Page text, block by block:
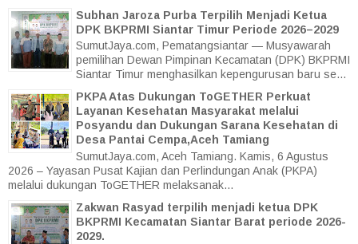
Subhan Jaroza Purba Terpilih Menjadi Ketua
DPK BKPRMI Siantar Timur Periode 2026–2029
SumutJaya.com, Pematangsiantar — Musyawarah
pemilihan Dewan Pimpinan Kecamatan (DPK) BKPRMI
Siantar Timur menghasilkan kepengurusan baru se...
PKPA Atas Dukungan ToGETHER Perkuat
Layanan Kesehatan Masyarakat melalui
Posyandu dan Dukungan Sarana Kesehatan di
Desa Pantai Cempa,Aceh Tamiang
SumutJaya.com, Aceh Tamiang. Kamis, 6 Agustus
2026 – Yayasan Pusat Kajian dan Perlindungan Anak (PKPA)
melalui dukungan ToGETHER melaksanak...
Zakwan Rasyad terpilih menjadi ketua DPK
BKPRMI Kecamatan Siantar Barat periode 2026-
2029.